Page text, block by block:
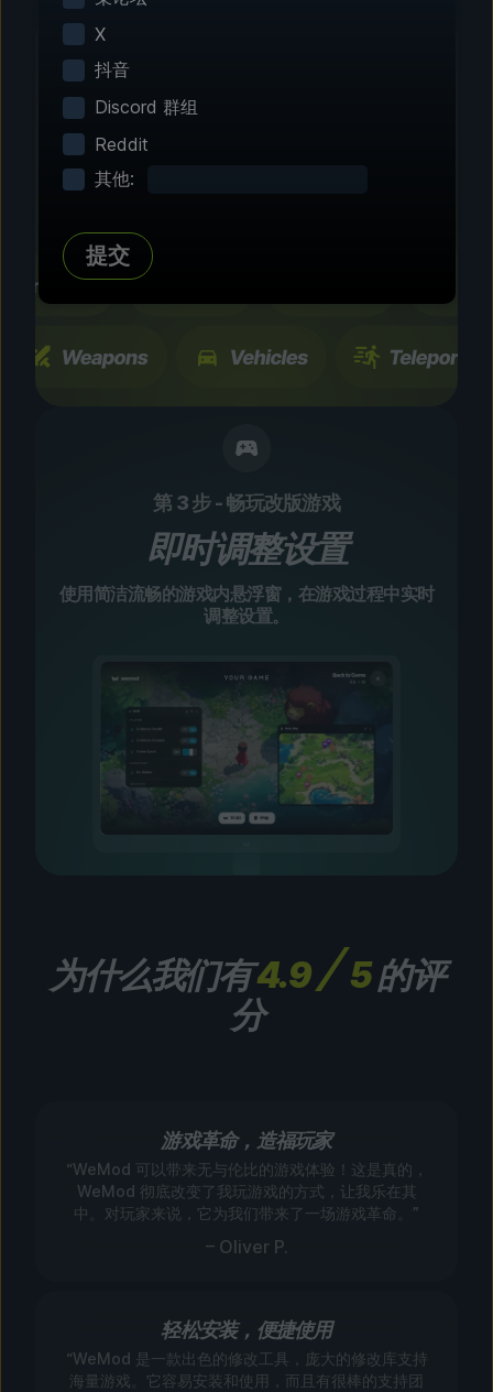
第 2 步 - 选择修改功能
第 3 步 - 畅玩改版游戏
即时调整设置
使用简洁流畅的游戏内悬浮窗，在游戏过程中实时
调整设置。
为什么我们有4.9 5的评
分
游戏革命，造福玩家
“WeMod 可以带来无与伦比的游戏体验！这是真的，
WeMod 彻底改变了我玩游戏的方式，让我乐在其
中。对玩家来说，它为我们带来了一场游戏革命。”
– Oliver P.
轻松安装，便捷使用
“WeMod 是一款出色的修改工具，庞大的修改库支持
海量游戏。它容易安装和使用，而且有很棒的支持团
X
抖音
Discord 群组
Reddit
其他:
提交